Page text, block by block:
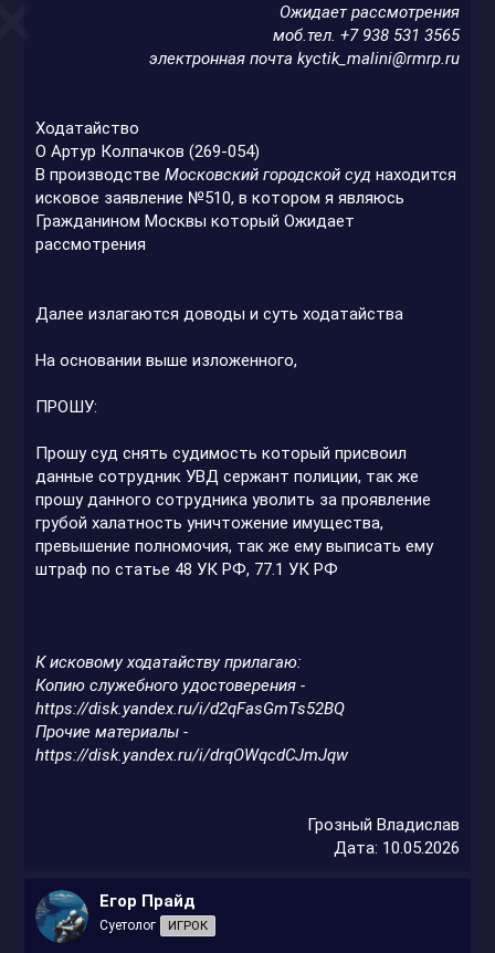
Ожидает рассмотрения
моб.тел. +7 938 531 3565
электронная почта kyctik_malini@rmrp.ru
Ходатайство
О Артур Колпачков (269-054)
В производствеМосковский городской суд находится
исковое заявление №510, в котором я являюсь
Гражданином Москвы который Ожидает
рассмотрения
Далее излагаются доводы и суть ходатайства
На основании выше изложенного,
ПРОШУ:
Прошу суд снять судимость который присвоил
данные сотрудник УВД сержант полиции, так же
прошу данного сотрудника уволить за проявление
грубой халатность уничтожение имущества,
превышение полномочия, так же ему выписать ему
штраф по статье 48 УК РФ, 77.1 УК РФ
К исковому ходатайству прилагаю:
Копию служебного удостоверения -
https://disk.yandex.ru/i/d2qFasGmTs52BQ
Прочие материалы -
https://disk.yandex.ru/i/drqOWqcdCJmJqw
Грозный Владислав
Дата: 10.05.2026​
Егор Прайд
Суетолог ИГРОК